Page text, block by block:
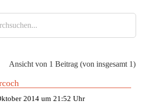
Ansicht von 1 Beitrag (von insgesamt 1)
2014 um 21:52 Uhr